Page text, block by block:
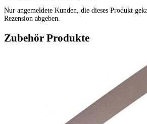
Nur angemeldete Kunden, die dieses Produkt
Rezension abgeben.
Zubehör Produkte